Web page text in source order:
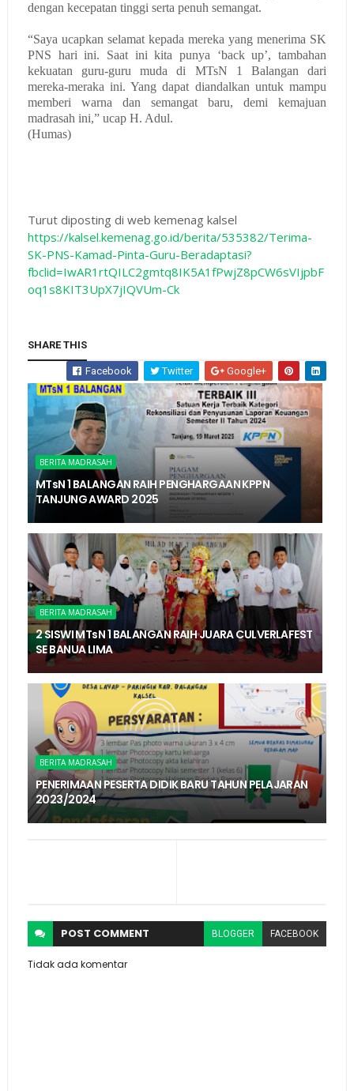
dengan kecepatan tinggi serta penuh semangat.
“Saya ucapkan selamat kepada mereka yang menerima SK
PNS hari ini. Saat ini kita punya ‘back up’, tambahan
kekuatan guru-guru muda di MTsN 1 Balangan dari
mereka-meraka ini. Yang dapat diandalkan untuk mampu
memberi warna dan semangat baru, demi kemajuan
madrasah ini,” ucap H. Adul.
(Humas)
Turut diposting di web kemenag kalsel
https://kalsel.kemenag.go.id/berita/535382/Terima-
SK-PNS-Kamad-Pinta-Guru-Beradaptasi?
fbclid=IwAR1rtQILC2gmtq8IK5A1fPwjZ8pCW6sVIjpbF
oq1s8KIT3UpX7jIQVUm-Ck
SHARE THIS
Facebook Twitter Google+
BERITA MADRASAH
MTsN 1 BALANGAN RAIH PENGHARGAAN KPPN
TANJUNG AWARD 2025
BERITA MADRASAH
2 SISWI MTsN 1 BALANGAN RAIH JUARA CULVERLAFEST
SE BANUA LIMA
BERITA MADRASAH
PENERIMAAN PESERTA DIDIK BARU TAHUN PELAJARAN
2023/2024
POST COMMENT BLOGGER FACEBOOK
Tidak ada komentar